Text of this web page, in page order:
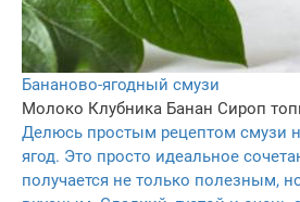
Бананово-ягодный смузи
Молоко Клубника Банан Сироп
Делюсь простым рецептом смузи
ягод. Это просто идеальное
получается не только полезным,